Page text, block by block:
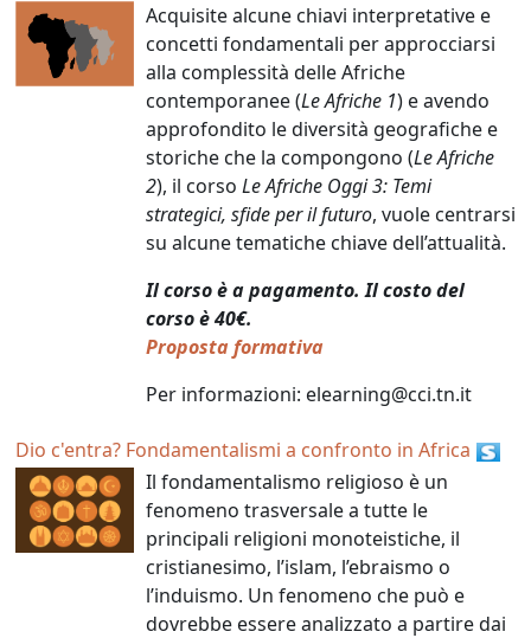
Acquisite alcune chiavi interpretative e
concetti fondamentali per approcciarsi
alla complessità delle Afriche
contemporanee (Le Afriche 1) e avendo
approfondito le diversità geografiche e
storiche che la compongono (Le Afriche
2), il corso Le Afriche Oggi 3: Temi
strategici, sfide per il futuro, vuole centrarsi
su alcune tematiche chiave dell’attualità.
Il corso è a pagamento.Il costo del
corso è 40€.
Proposta formativa
Per informazioni: elearning@cci.tn.it
Dio c'entra? Fondamentalismi a confronto in Africa
Il fondamentalismo religioso è un
fenomeno trasversale a tutte le
principali religioni monoteistiche, il
cristianesimo, l’islam, l’ebraismo o
l’induismo. Un fenomeno che può e
dovrebbe essere analizzato a partire dai